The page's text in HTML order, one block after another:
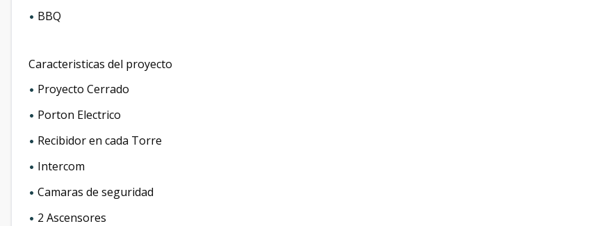
• BBQ
Caracteristicas del proyecto
• Proyecto Cerrado
• Porton Electrico
• Recibidor en cada Torre
• Intercom
• Camaras de seguridad
• 2 Ascensores